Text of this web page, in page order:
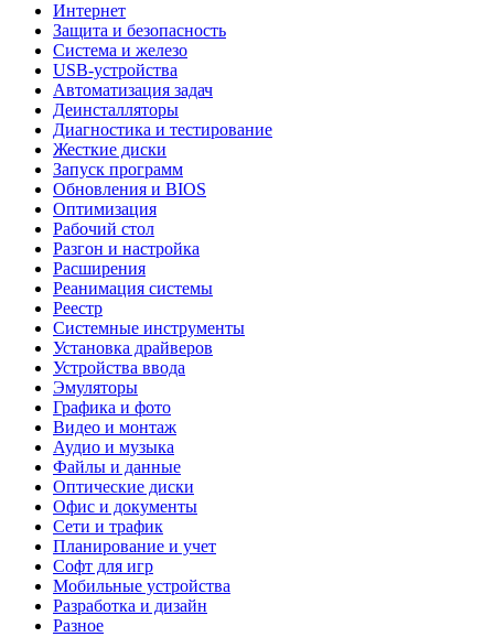
Интернет
Защита и безопасность
Система и железо
USB-устройства
Автоматизация задач
Деинсталляторы
Диагностика и тестирование
Жесткие диски
Запуск программ
Обновления и BIOS
Оптимизация
Рабочий стол
Разгон и настройка
Расширения
Реанимация системы
Реестр
Системные инструменты
Установка драйверов
Устройства ввода
Эмуляторы
Графика и фото
Видео и монтаж
Аудио и музыка
Файлы и данные
Оптические диски
Офис и документы
Сети и трафик
Планирование и учет
Софт для игр
Мобильные устройства
Разработка и дизайн
Разное